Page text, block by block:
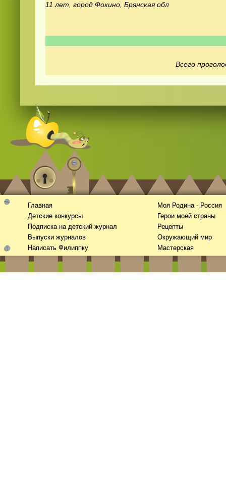
11 лет, город Фокино, Брянская обл
Всего
Главная
Детские конкурсы
Подписка на детский журнал
Выпуски журналов
Написать Филиппку
Моя Родина - Россия
Герои моей страны
Рецепты
Окружающий мир
Мастерская
скачать на телефон бесплатно